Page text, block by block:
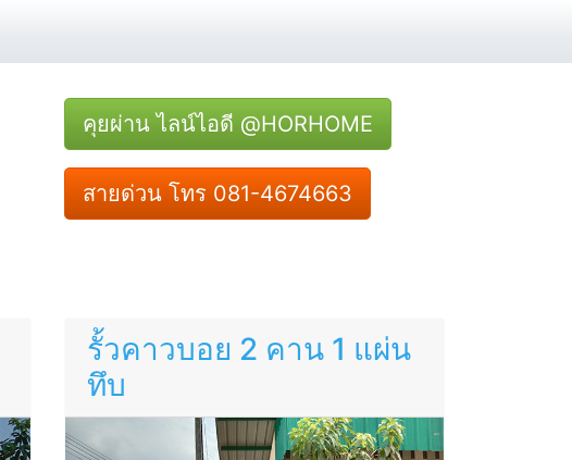
คุยผ่าน ไลน์ไอดี @HORHOME
สายด่วน โทร 081-4674663
รั้วคาวบอย 2 คาน 1 แผ่น
ทึบ